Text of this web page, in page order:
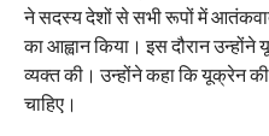
ने सदस्य देशों से सभी रूपों में
का आह्वान किया। इस दौरान उन्होंने
व्यक्त की। उन्होंने कहा कि यूक्रेन
चाहिए।